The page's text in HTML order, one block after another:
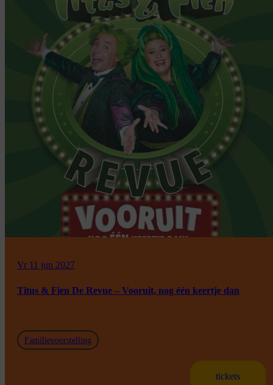
Vr 11 jun 2027
Titus & Fien De Revue – Vooruit, nog één keertje dan
Familievoorstelling
tickets